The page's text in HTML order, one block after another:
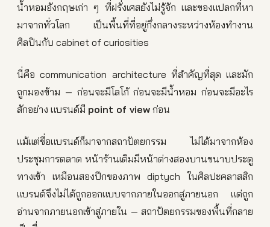
น้ำหอมอังกฤษเก่า ๆ ที่ฝรั่งเศสยังไม่รู้จัก และของแปลกที่หา
มาจากทั่วโลก เป็นพื้นที่ที่อยู่กึ่งกลางระหว่างห้องทำงาน
ศิลปินกับ cabinet of curiosities
นี่คือ communication architecture ที่สำคัญที่สุด และมัก
ถูกมองข้าม — ก่อนจะมีโลโก้ ก่อนจะมีน้ำหอม ก่อนจะมีอะไร
สักอย่าง แบรนด์มี point of viewก่อน
แม้แต่ชื่อแบรนด์ก็มาจากสถาปัตยกรรม ไม่ได้มาจากห้อง
ประชุมการตลาด หน้าร้านเดิมมีหน้าต่างสองบานขนาบประตู
ทางเข้า เหมือนสองปีกของภาพ diptych ในศิลปะคลาสสิก
แบรนด์จึงไม่ได้ถูกออกแบบจากภายในออกสู่ภายนอก แต่ถูก
อ่านจากภายนอกเข้าสู่ภายใน — สถาปัตยกรรมของพื้นที่กลาย